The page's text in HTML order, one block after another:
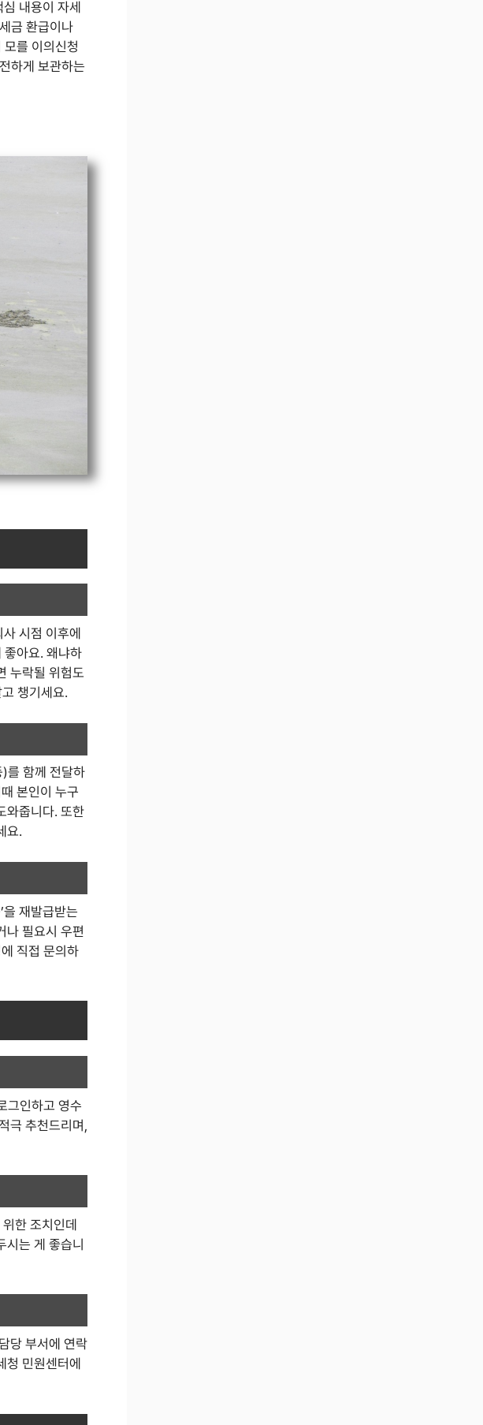
내용이 자세
금 환급이나
를 이의신청
하게 보관하는
시점 이후에
좋아요. 왜냐하
누락될 위험도
챙기세요.
를 함께 전달하
본인이 누구
와줍니다. 또한
요.
을 재발급받는
나 필요시 우편
직접 문의하
그인하고 영수
극 추천드리며,
한 조치인데
시는 게 좋습니
당 부서에 연락
민원센터에